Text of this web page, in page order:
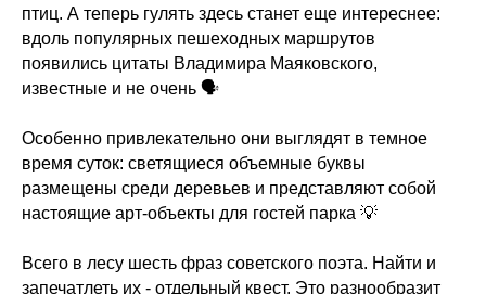
птиц. А теперь гулять здесь станет еще интереснее:
вдоль популярных пешеходных маршрутов
появились цитаты Владимира Маяковского,
известные и не очень 🗣️
Особенно привлекательно они выглядят в темное
время суток: светящиеся объемные буквы
размещены среди деревьев и представляют собой
настоящие арт-объекты для гостей парка 💡
Всего в лесу шесть фраз советского поэта. Найти и
запечатлеть их - отдельный квест. Это разнообразит